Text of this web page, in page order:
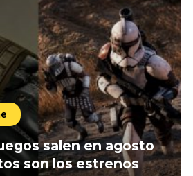
salen en agosto
son los estrenos